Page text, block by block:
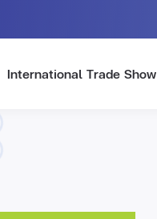
International Trade Show